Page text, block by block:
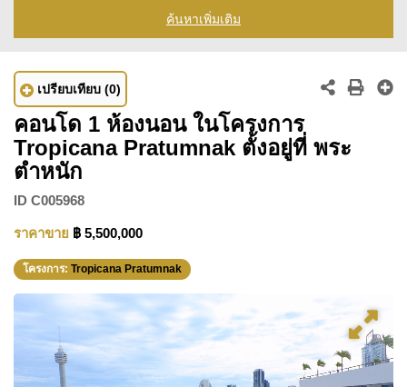
ค้นหาเพิ่มเติม
เปรียบเทียบ (0)
คอนโด 1 ห้องนอน ในโครงการ
Tropicana Pratumnak ตั้งอยู่ที่ พระ
ตำหนัก
ID C005968
ราคาขาย ฿ 5,500,000
โครงการ: Tropicana Pratumnak